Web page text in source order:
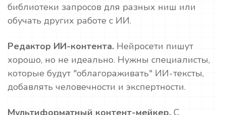
библиотеки запросов для разных ниш или
обучать других работе с ИИ.
Редактор ИИ-контента. Нейросети пишут
хорошо, но не идеально. Нужны специалисты,
которые будут "облагораживать" ИИ-тексты,
добавлять человечности и экспертности.
Мультиформатный контент-мейкер. С